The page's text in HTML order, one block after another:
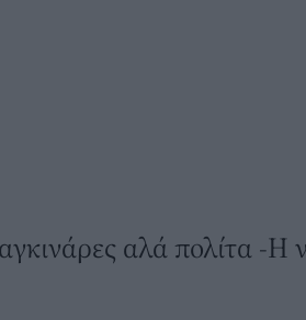
αγκινάρες αλά πολίτα -